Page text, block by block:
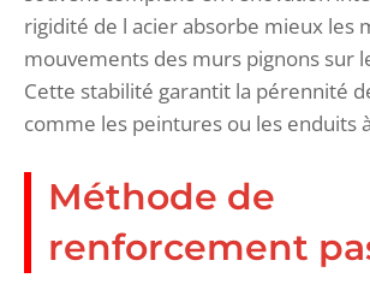
rigidité de l acier absorbe mieux les
mouvements des murs pignons sur
Cette stabilité garantit la pérennité
comme les peintures ou les enduits
Méthode de
renforcement